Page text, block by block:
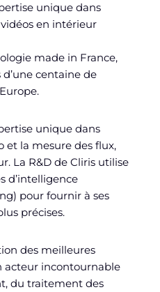
unique dans
vidéos en intérieur
made in France,
centaine de
unique dans
et la mesure des flux,
La R&D de Cliris utilise
d’intelligence
pour fournir à ses
précises.
des meilleures
acteur incontournable
du traitement des